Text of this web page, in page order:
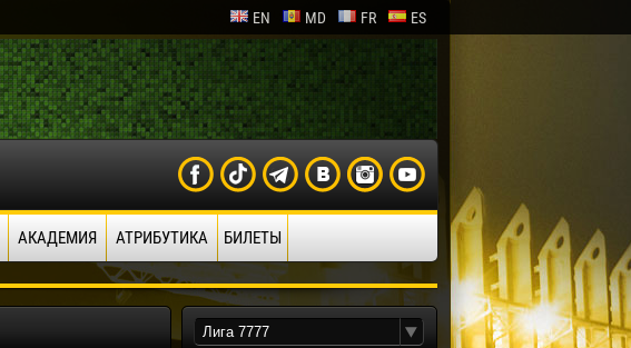
EN MD FR ES
АКАДЕМИЯ АТРИБУТИКА БИЛЕТЫ